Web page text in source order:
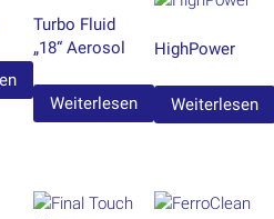
Turbo Fluid
„18“ Aerosol
Weiterlesen
HighPower
Weiterlesen